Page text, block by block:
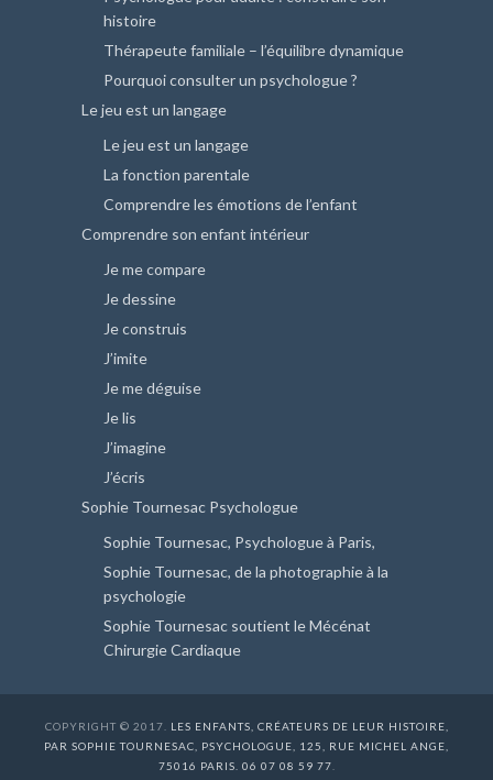
histoire
Thérapeute familiale – l’équilibre dynamique
Pourquoi consulter un psychologue ?
Le jeu est un langage
Le jeu est un langage
La fonction parentale
Comprendre les émotions de l’enfant
Comprendre son enfant intérieur
Je me compare
Je dessine
Je construis
J’imite
Je me déguise
Je lis
J’imagine
J’écris
Sophie Tournesac Psychologue
Sophie Tournesac, Psychologue à Paris,
Sophie Tournesac, de la photographie à la
psychologie
Sophie Tournesac soutient le Mécénat
Chirurgie Cardiaque
COPYRIGHT © 2017. LES ENFANTS, CRÉATEURS DE LEUR HISTOIRE,
PAR SOPHIE TOURNESAC, PSYCHOLOGUE, 125, RUE MICHEL ANGE,
75016 PARIS. 06 07 08 59 77.